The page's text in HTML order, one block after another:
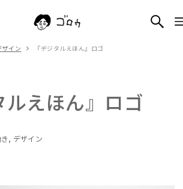
ザイン 『デジタルえほん』ロゴ
ルえほん』ロゴ
デザイン